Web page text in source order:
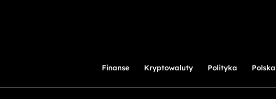
Finanse Kryptowaluty Polityka Polska